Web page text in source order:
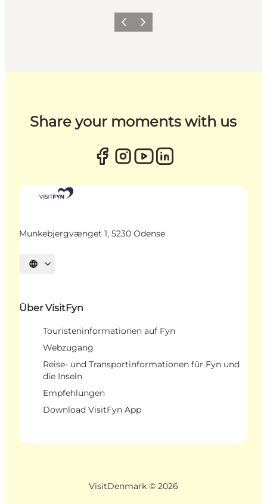
ZurückWeiter
Share your moments with us
Munkebjergvænget 1, 5230 Odense
Sprache auswählen
Über VisitFyn
Touristeninformationen auf Fyn
Webzugang
Reise- und Transportinformationen für Fyn und
die Inseln
Empfehlungen
Download VisitFyn App
VisitDenmark © 2026